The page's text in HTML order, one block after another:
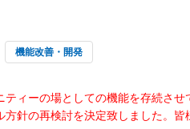
機能改善・開発
ィーの場としての機能を存続させ
方針の再検討を決定致しました。